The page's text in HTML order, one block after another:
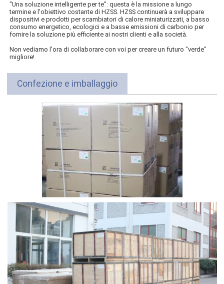
"Una soluzione intelligente per te": questa è la missione a lungo
termine e l'obiettivo costante di HZSS. HZSS continuerà a sviluppare
dispositivi e prodotti per scambiatori di calore miniaturizzati, a basso
consumo energetico, ecologici e a basse emissioni di carbonio per
fornire la soluzione più efficiente ai nostri clienti e alla società.
Non vediamo l'ora di collaborare con voi per creare un futuro "verde"
migliore!
Confezione e imballaggio